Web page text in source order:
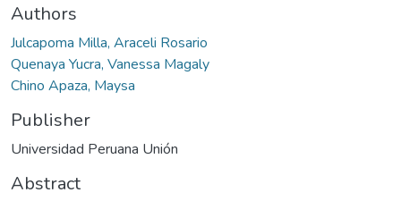
Authors
Julcapoma Milla, Araceli Rosario
Quenaya Yucra, Vanessa Magaly
Chino Apaza, Maysa
Publisher
Universidad Peruana Unión
Abstract